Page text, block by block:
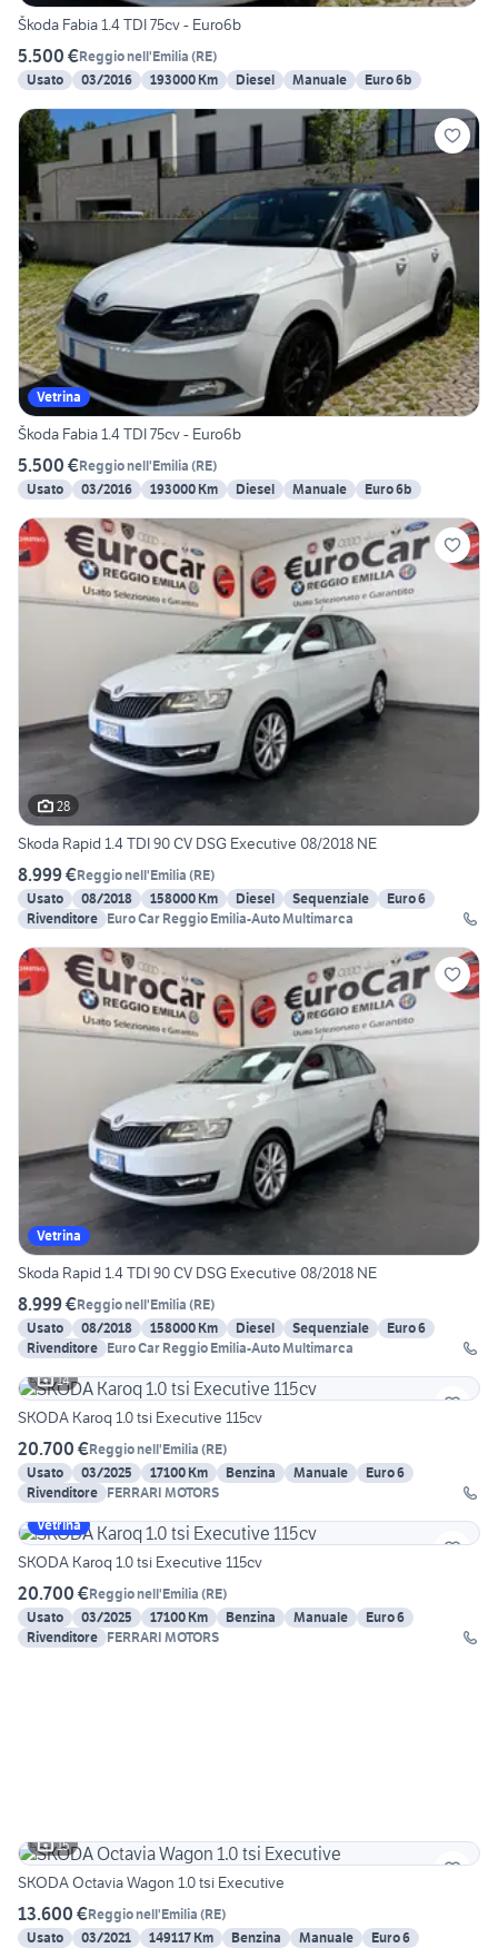
Škoda Fabia 1.4 TDI 75cv - Euro6b
5.500 €Reggio nell'Emilia (RE)
Usato
03/2016 193000 Km Diesel Manuale Euro 6b
Vetrina
Škoda Fabia 1.4 TDI 75cv - Euro6b
5.500 €Reggio nell'Emilia (RE)
Usato
03/2016 193000 Km Diesel Manuale Euro 6b
28
Skoda Rapid 1.4 TDI 90 CV DSG Executive 08/2018 NE
8.999 €Reggio nell'Emilia (RE)
Usato
08/2018 158000 Km Diesel Sequenziale
Euro 6
Rivenditore Euro Car Reggio Emilia-Auto Multimarca
Vetrina
Skoda Rapid 1.4 TDI 90 CV DSG Executive 08/2018 NE
8.999 €Reggio nell'Emilia (RE)
Usato
08/2018 158000 Km Diesel Sequenziale
Euro 6
Rivenditore Euro Car Reggio Emilia-Auto Multimarca
14
SKODA Karoq 1.0 tsi Executive 115cv
20.700 €Reggio nell'Emilia (RE)
Usato
03/2025 17100 Km Benzina Manuale
Euro 6
Rivenditore FERRARI MOTORS
Vetrina
SKODA Karoq 1.0 tsi Executive 115cv
20.700 €Reggio nell'Emilia (RE)
Usato
03/2025 17100 Km Benzina Manuale
Euro 6
Rivenditore FERRARI MOTORS
15
SKODA Octavia Wagon 1.0 tsi Executive
13.600 €Reggio nell'Emilia (RE)
Usato
03/2021 149117 Km Benzina Manuale
Euro 6